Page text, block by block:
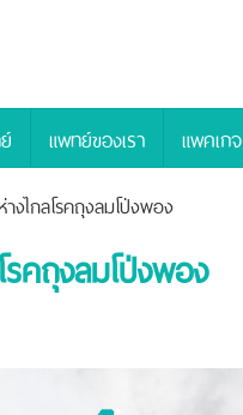
แพทย์ของเรา แพคเกจ
งไกลโรคถุงลมโป่งพอง
คถุงลมโป่งพอง